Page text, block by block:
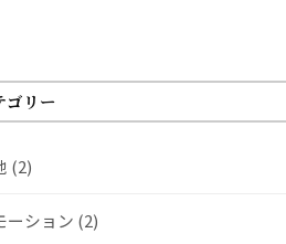
ゴリー
(2)
ーション (2)